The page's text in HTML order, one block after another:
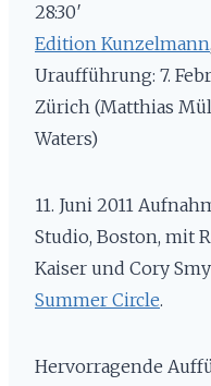
28:30′
Edition Kunzelmann
Uraufführung: 7.
Zürich (Matthias
Waters)
11. Juni 2011
Studio, Boston, mit
Kaiser und Cory
Summer Circle.
Hervorragende